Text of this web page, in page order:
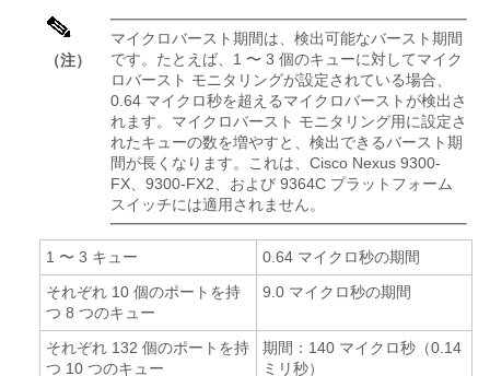
（注）
マイクロバースト期間は、検出可能なバースト期間
です。たとえば、1 〜 3 個のキューに対してマイク
ロバースト モニタリングが設定されている場合、
0.64 マイクロ秒を超えるマイクロバーストが検出さ
れます。マイクロバースト モニタリング用に設定さ
れたキューの数を増やすと、検出できるバースト期
間が長くなります。これは、Cisco Nexus 9300-
FX、9300-FX2、および 9364C プラットフォーム
スイッチには適用されません。
1 〜 3 キュー
0.64 マイクロ秒の期間
それぞれ 10 個のポートを持
つ 8 つのキュー
9.0 マイクロ秒の期間
それぞれ 132 個のポートを持
つ 10 つのキュー
期間：140 マイクロ秒（0.14
ミリ秒）